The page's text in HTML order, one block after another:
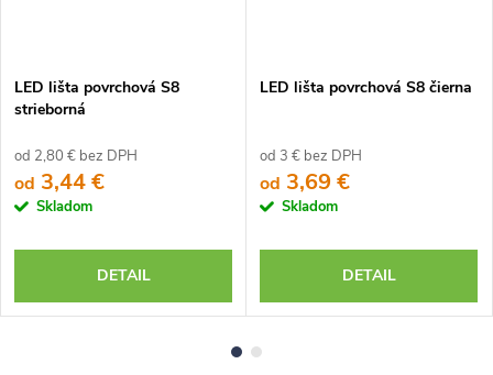
LED lišta povrchová S8
strieborná
od 2,80 € bez DPH
od 3,44 €
Skladom
DETAIL
LED lišta povrchová S8 čierna
od 3 € bez DPH
od 3,69 €
Skladom
DETAIL